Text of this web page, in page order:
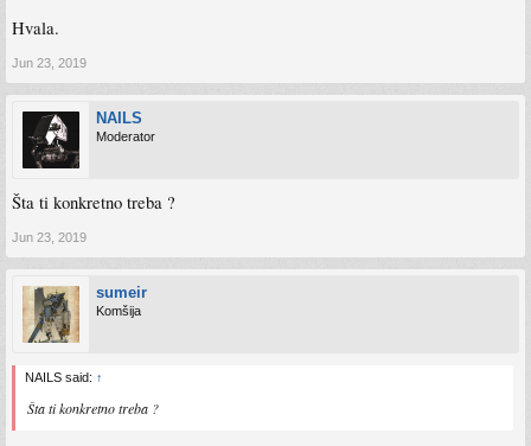
Hvala.
Jun 23, 2019
NAILS
Moderator
Šta ti konkretno treba ?
Jun 23, 2019
sumeir
Komšija
NAILS said: ↑
Šta ti konkretno treba ?